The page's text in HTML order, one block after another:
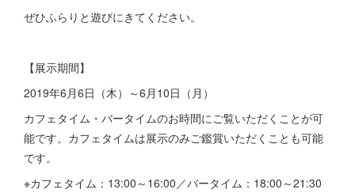
ぜひふらりと遊びにきてください。
【展示期間】
2019年6月6日（木）～6月10日（月）
カフェタイム・バータイムのお時間にご覧いただくことが可
能です。カフェタイムは展示のみご鑑賞いただくことも可能
です。
※カフェタイム：13:00～16:00／バータイム：18:00～21:30